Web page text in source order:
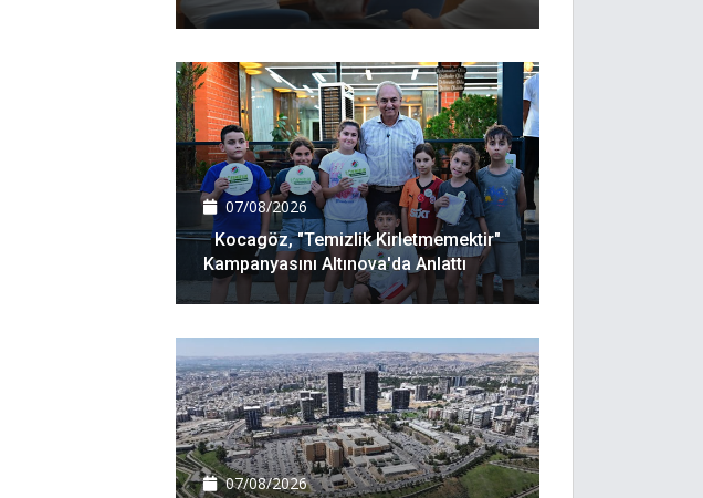
07/08/2026
Kocagöz, "Temizlik Kirletmemektir"
Kampanyasını Altınova'da Anlattı
07/08/2026